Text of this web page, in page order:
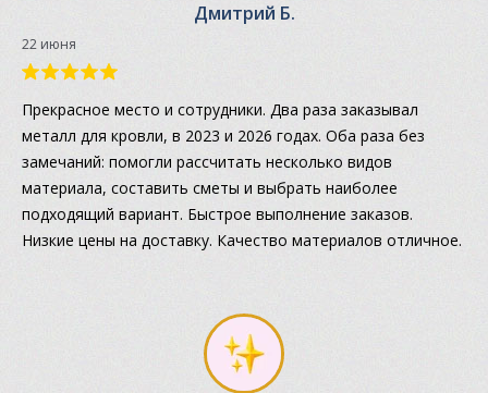
Дмитрий Б.
22 июня
Прекрасное место и сотрудники. Два раза заказывал
металл для кровли, в 2023 и 2026 годах. Оба раза без
замечаний: помогли рассчитать несколько видов
материала, составить сметы и выбрать наиболее
подходящий вариант. Быстрое выполнение заказов.
Низкие цены на доставку. Качество материалов отличное.